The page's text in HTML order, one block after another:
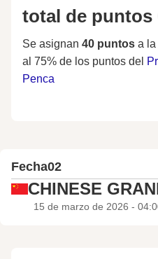
total de puntos
Se asignan 40 puntos a la
al 75% de los puntos del
Penca
Fecha02
CHINESE
15 de marzo de 2026 -